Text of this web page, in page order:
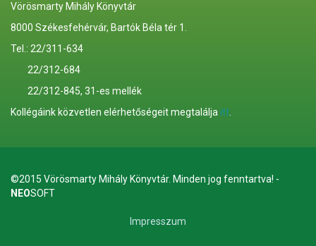
Vörösmarty Mihály Könyvtár
8000 Székesfehérvár, Bartók Béla tér 1.
Tel.: 22/311-634
22/312-684
22/312-845, 31-es mellék
Kollégáink közvetlen elérhetőségeit megtalálja itt
©2015 Vörösmarty Mihály Könyvtár. Minden jog fenntartva! -
NEOSOFT
Impresszum